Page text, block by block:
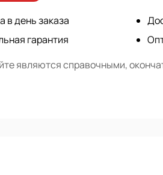
в день заказа
гарантия
являются справочными,